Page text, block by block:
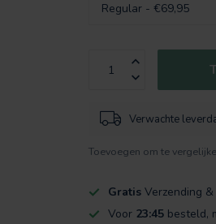
Verwachte
Toevoegen om te
Gratis Verzending
Voor 23:45 besteld,